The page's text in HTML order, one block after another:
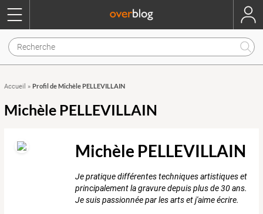
Accueil » Profil de Michèle PELLEVILLAIN
Michèle PELLEVILLAIN
Michèle PELLEVILLAIN
Je pratique différentes techniques artistiques et
principalement la gravure depuis plus de 30 ans.
Je suis passionnée par les arts et j'aime écrire.